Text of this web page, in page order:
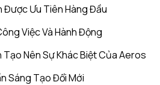
Được Ưu Tiên Hàng Đầu
Việc Và Hành Động
Tạo Nên Sự Khác Biệt Của Aeros
Sáng Tạo Đổi Mới